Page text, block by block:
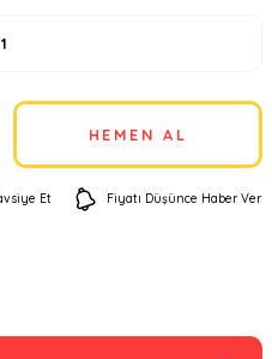
HEMEN AL
Et Fiyatı Düşünce Haber Ver